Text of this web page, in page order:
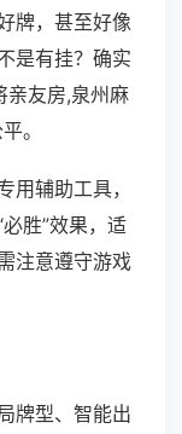
牌，甚至好像
是有挂？确实
亲友房,泉州麻
。
用辅助工具，
胜”效果，适
注意遵守游戏
牌型、智能出